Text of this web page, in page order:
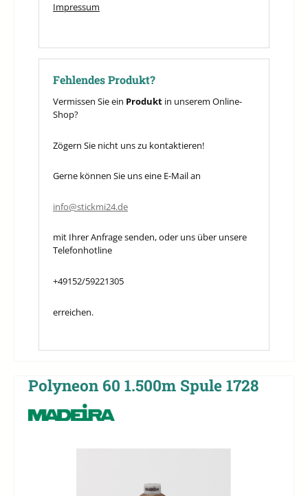
Impressum
Fehlendes Produkt?
Vermissen Sie ein Produkt in unserem Online-
Shop?
Zögern Sie nicht uns zu kontaktieren!
Gerne können Sie uns eine E-Mail an
info@stickmi24.de
mit Ihrer Anfrage senden, oder uns über unsere
Telefonhotline
+49152/59221305
erreichen.
Polyneon 60 1.500m Spule 1728